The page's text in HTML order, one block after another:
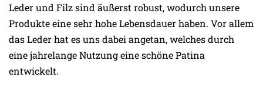
Leder und Filz sind äußerst robust, wodurch unsere
Produkte eine sehr hohe Lebensdauer haben. Vor allem
das Leder hat es uns dabei angetan, welches durch
eine jahrelange Nutzung eine schöne Patina
entwickelt.